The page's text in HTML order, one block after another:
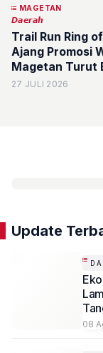
MAGETAN
𝘿𝙖𝙚𝙧𝙖𝙝
Trail Run Ring
Ajang Promosi
Magetan Turut
27 JULI 2026
Update
08